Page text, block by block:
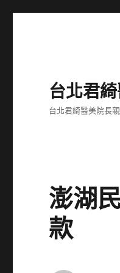
台北君
台北君綺醫美院長
澎湖
款